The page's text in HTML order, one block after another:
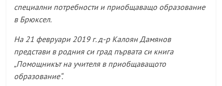
специални потребности и приобщаващо образование
в Брюксел.
На 21 февруари 2019 г. д-р Калоян Дамянов
представи в родния си град първата си книга
„Помощникът на учителя в приобщаващото
образование“.